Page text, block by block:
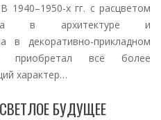
1940–1950-х гг. с расцветом
в архитектуре и
в декоративно-прикладном
приобретал всё более
характер…
БУДУЩЕЕ